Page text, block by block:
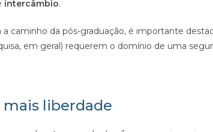
intercâmbio.
a caminho da pós-graduação, é importante
em geral) requerem o domínio de uma
mais liberdade